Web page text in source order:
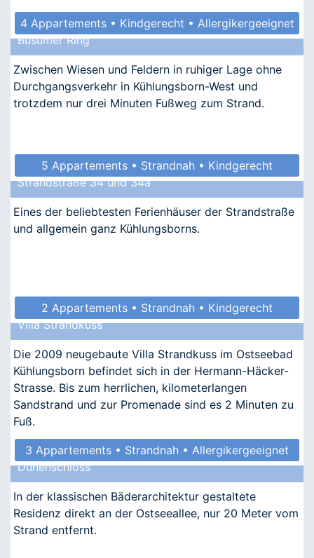
4 Appartements • Kindgerecht • Allergikergeeignet
Büsumer Ring
Zwischen Wiesen und Feldern in ruhiger Lage ohne
Durchgangsverkehr in Kühlungsborn-West und
trotzdem nur drei Minuten Fußweg zum Strand.
5 Appartements • Strandnah • Kindgerecht
• Allergikergeeignet
Strandstraße 34 und 34a
Eines der beliebtesten Ferienhäuser der Strandstraße
und allgemein ganz Kühlungsborns.
2 Appartements • Strandnah • Kindgerecht
Villa Strandkuss
Die 2009 neugebaute Villa Strandkuss im Ostseebad
Kühlungsborn befindet sich in der Hermann-Häcker-
Strasse. Bis zum herrlichen, kilometerlangen
Sandstrand und zur Promenade sind es 2 Minuten zu
Fuß.
3 Appartements • Strandnah • Allergikergeeignet
Dünenschloss
In der klassischen Bäderarchitektur gestaltete
Residenz direkt an der Ostseeallee, nur 20 Meter vom
Strand entfernt.